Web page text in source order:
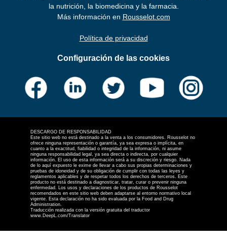
la nutrición, la biomedicina y la farmacia.
Más información en Rousselot.com
Política de privacidad
Configuración de las cookies
DESCARGO DE RESPONSABILIDAD
Este sitio web no está destinado a la venta a los consumidores. Rousselot no
ofrece ninguna representación o garantía, ya sea expresa o implícita, en
cuanto a la exactitud, fiabilidad o integridad de la información, ni asume
ninguna responsabilidad legal, ya sea directa o indirecta, por cualquier
información. El uso de esta información será a su discreción y riesgo. Nada
de lo aquí expuesto le exime de llevar a cabo sus propias determinaciones y
pruebas de idoneidad y de su obligación de cumplir con todas las leyes y
reglamentos aplicables y de respetar todos los derechos de terceros. Este
producto no está destinado a diagnosticar, tratar, curar o prevenir ninguna
enfermedad. Los usos y declaraciones de los productos de Rousselot
recomendados en este sitio web deben adaptarse al entorno normativo local
vigente. Esta declaración no ha sido evaluada por la Food and Drug
Administration.
Traducción realizada con la versión gratuita del traductor
www.DeepL.com/Translator